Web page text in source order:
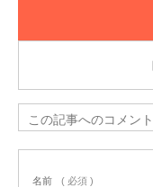
この記事へのコメン
名前 ( 必須 )